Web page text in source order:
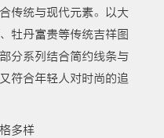
传统与现代元素。以大
牡丹富贵等传统吉祥图
分系列结合简约线条与
符合年轻人对时尚的追
多样